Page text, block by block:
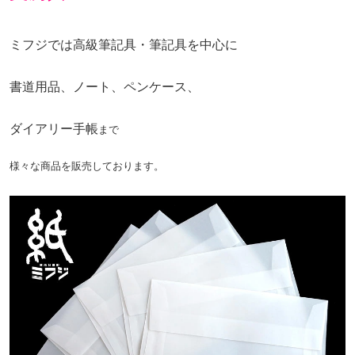
ミフジでは高級筆記具・筆記具を中心に
書道用品、ノート、ペンケース、
ダイアリー手帳 まで
様々な商品を販売しております。